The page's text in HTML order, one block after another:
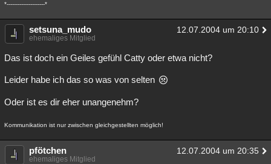
*---------------------*
setsuna_mudo 12.07.2004 um 20:10
ehemaliges Mitglied
Das ist doch ein Geiles gefühl Catty oder etwa nicht?
Leider habe ich das so was von selten
Oder ist es dir eher unangenehm?
Kommunikation ist nur zwischen gleichgestellten möglich!
pfötchen 12.07.2004 um 20:35
ehemaliges Mitglied